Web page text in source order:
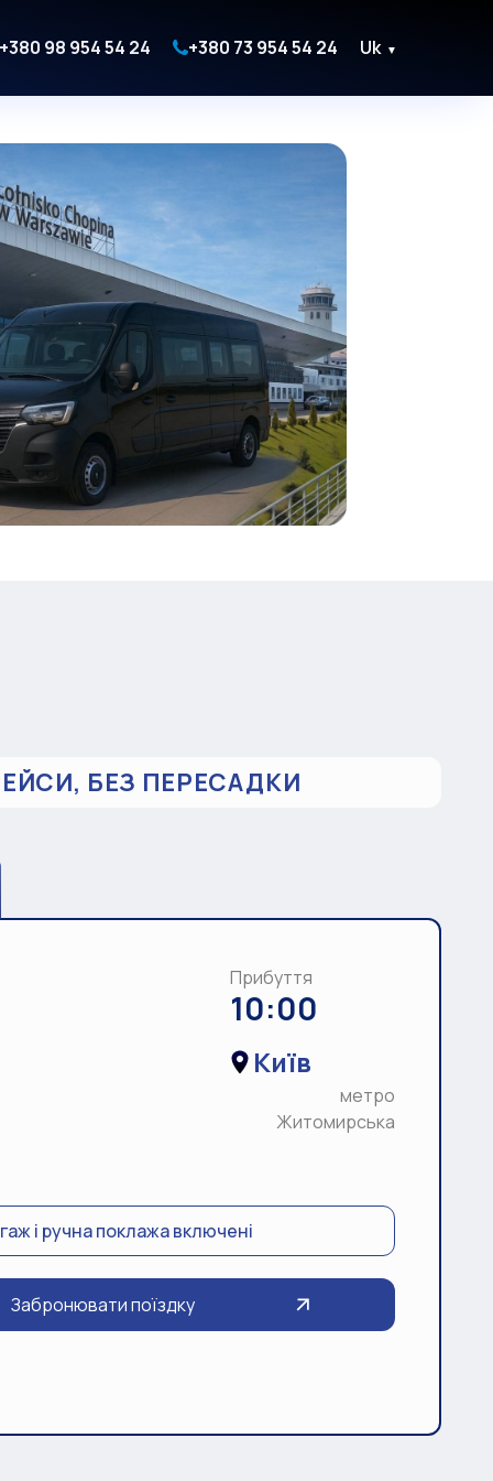
+380 98 954 54 24 +380 73 954 54 24 Uk ▼
БЕЗ ПЕРЕСАДКИ
Прибуття
10:00
Київ
метро
Житомирська
і ручна поклажа включені
Забронювати поїздку